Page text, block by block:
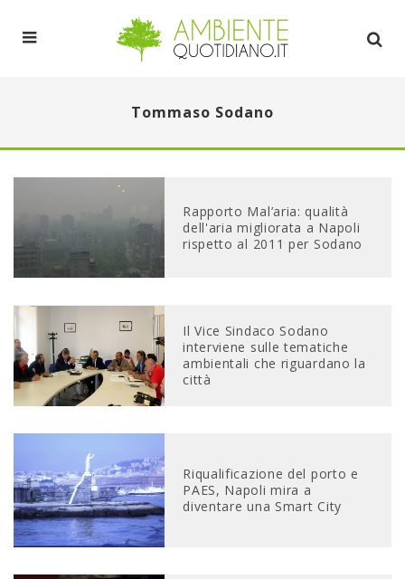
Tommaso Sodano
Rapporto Mal’aria: qualità
dell'aria migliorata a Napoli
rispetto al 2011 per Sodano
Il Vice Sindaco Sodano
interviene sulle tematiche
ambientali che riguardano la
città
Riqualificazione del porto e
PAES, Napoli mira a
diventare una Smart City